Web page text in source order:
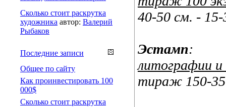
40-50 см. -
Эстамп:
литографии
тираж 150-
Сколько стоит раскрутка
художника автор: Валерий
Рыбаков
Последние записи
Общее по сайту
Как проинвестировать 100
000$
Сколько стоит раскрутка